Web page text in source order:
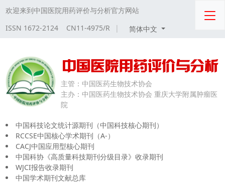
欢迎来到中国医院用药评价与分析官方网站
ISSN 1672-2124 CN11-4975/R
| 简体中文
主管： 中国医药生物技术协会
主办： 中国医药生物技术协会 重庆大学附属肿瘤医
院
中国科技论文统计源期刊（中国科技核心期刊）
RCCSE中国核心学术期刊（A-）
CACJ中国应用型核心期刊
中国科协《高质量科技期刊分级目录》收录期刊
WJCI报告收录期刊
中国学术期刊文献总库